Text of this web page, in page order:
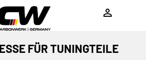

FÜR TUNINGTEILE